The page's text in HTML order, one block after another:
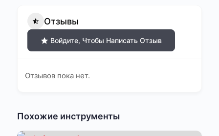
Отзывы
Войдите, Чтобы Написать Отзыв
Отзывов пока нет.
Похожие инструменты